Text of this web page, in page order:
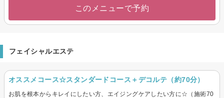
このメニューで予約
フェイシャルエステ
オススメコース☆スタンダードコース＋デコルテ（約70分）
お肌を根本からキレイにしたい方、エイジングケアしたい方に☆（施術70